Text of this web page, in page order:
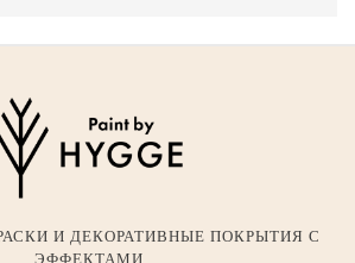
И ДЕКОРАТИВНЫЕ ПОКРЫТИЯ С
ЭФФЕКТАМИ